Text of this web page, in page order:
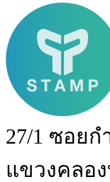
27/1 ซอย
แขวงคลอ